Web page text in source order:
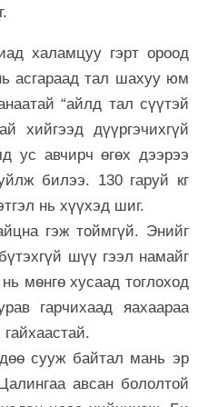
халамцуу гэрт ороод
асгараад тал шахуу юм
“айлд тал сүүтэй
хийгээд дүүргэчихгүй
ус авчирч өгөх дээрээ
билээ. 130 гаруй кг
нь хүүхэд шиг.
гэж тоймгүй. Энийг
шүү гээл намайг
мөнгө хусаад тоглоход
гарчихаад яахаараа
сууж байтал мань эр
авсан бололтой